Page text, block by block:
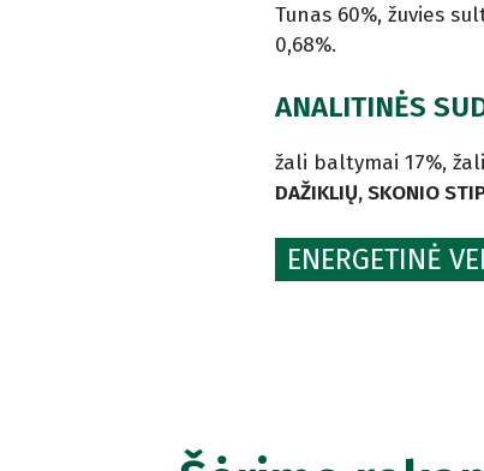
Tunas 60%, žuvies
0,68%.
ANALITINĖS
žali baltymai 17%,
DAŽIKLIŲ, SKONIO
ENERGETINĖ